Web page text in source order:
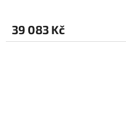
39 083 Kč